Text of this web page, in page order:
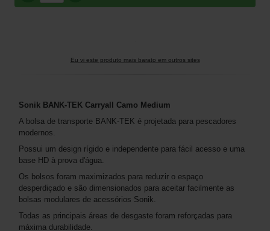
Eu vi este produto mais barato em outros sites
Sonik BANK-TEK Carryall Camo Medium
A bolsa de transporte BANK-TEK é projetada para pescadores
modernos.
Possui um design rígido e independente para fácil acesso e uma
base HD à prova d'água.
Os bolsos foram maximizados para reduzir o espaço
desperdiçado e são dimensionados para aceitar facilmente as
bolsas modulares de acessórios Sonik.
Todas as principais áreas de desgaste foram reforçadas para
máxima durabilidade.